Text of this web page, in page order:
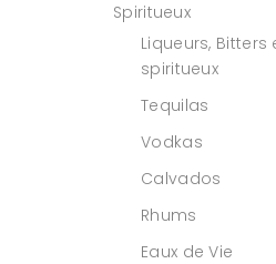
Spiritueux
Liqueurs, Bitters
spiritueux
Tequilas
Vodkas
Calvados
Rhums
Eaux de Vie